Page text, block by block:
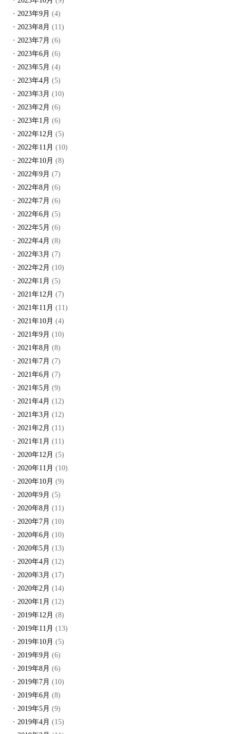
2023年9月 (4)
2023年8月 (11)
2023年7月 (6)
2023年6月 (6)
2023年5月 (4)
2023年4月 (5)
2023年3月 (10)
2023年2月 (6)
2023年1月 (6)
2022年12月 (5)
2022年11月 (10)
2022年10月 (8)
2022年9月 (7)
2022年8月 (6)
2022年7月 (6)
2022年6月 (5)
2022年5月 (6)
2022年4月 (8)
2022年3月 (7)
2022年2月 (10)
2022年1月 (5)
2021年12月 (7)
2021年11月 (11)
2021年10月 (4)
2021年9月 (10)
2021年8月 (8)
2021年7月 (7)
2021年6月 (7)
2021年5月 (9)
2021年4月 (12)
2021年3月 (12)
2021年2月 (11)
2021年1月 (11)
2020年12月 (5)
2020年11月 (10)
2020年10月 (9)
2020年9月 (5)
2020年8月 (11)
2020年7月 (10)
2020年6月 (10)
2020年5月 (13)
2020年4月 (12)
2020年3月 (17)
2020年2月 (14)
2020年1月 (12)
2019年12月 (8)
2019年11月 (13)
2019年10月 (5)
2019年9月 (6)
2019年8月 (6)
2019年7月 (10)
2019年6月 (8)
2019年5月 (9)
2019年4月 (15)